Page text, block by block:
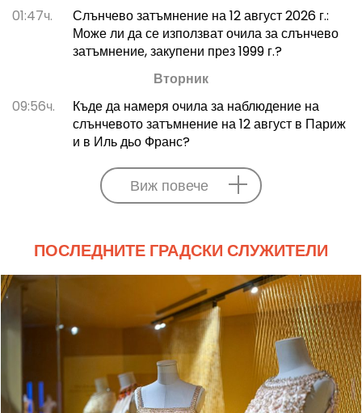
01:47ч.
Слънчево затъмнение на 12 август 2026 г.:
Може ли да се използват очила за слънчево
затъмнение, закупени през 1999 г.?
Вторник
09:56ч.
Къде да намеря очила за наблюдение на
слънчевото затъмнение на 12 август в Париж
и в Иль дьо Франс?
Виж повече
ПОСЛЕДНИТЕ ГРАДСКИ СЛУЖИТЕЛИ